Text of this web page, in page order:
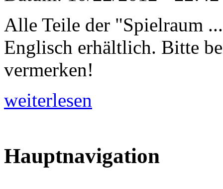
Alle Teile der "Spielraum
Englisch erhältlich. Bitte
vermerken!
weiterlesen
Hauptnavigation